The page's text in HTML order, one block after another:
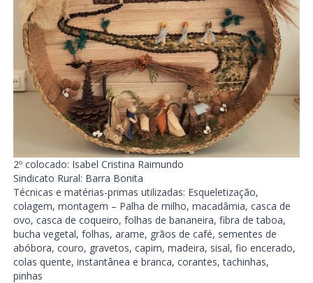
2º colocado: Isabel Cristina Raimundo
Sindicato Rural: Barra Bonita
Técnicas e matérias-primas utilizadas: Esqueletização,
colagem, montagem – Palha de milho, macadâmia, casca de
ovo, casca de coqueiro, folhas de bananeira, fibra de taboa,
bucha vegetal, folhas, arame, grãos de café, sementes de
abóbora, couro, gravetos, capim, madeira, sisal, fio encerado,
colas quente, instantânea e branca, corantes, tachinhas,
pinhas